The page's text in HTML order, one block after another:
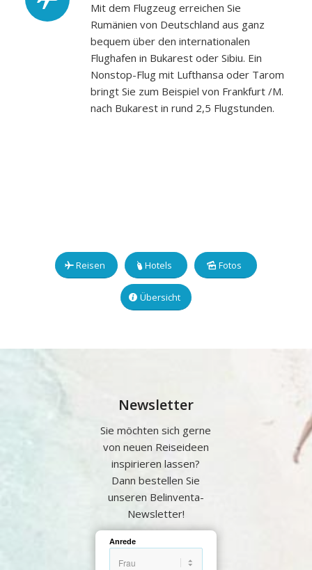
Mit dem Flugzeug erreichen Sie
Rumänien von Deutschland aus ganz
bequem über den internationalen
Flughafen in Bukarest oder Sibiu. Ein
Nonstop-Flug mit Lufthansa oder Tarom
bringt Sie zum Beispiel von Frankfurt /M.
nach Bukarest in rund 2,5 Flugstunden.
Reisen Hotels Fotos
Übersicht
Newsletter
Sie möchten sich gerne
von neuen Reiseideen
inspirieren lassen?
Dann bestellen Sie
unseren Belinventa-
Newsletter!
Anrede